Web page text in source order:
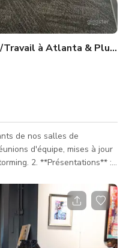
Travail à Atlanta & Plus !
de nos salles de
2. **Présentations** :
: Ateliers, programmes
: Organisation
des candidats. 5.
avec les clients pour